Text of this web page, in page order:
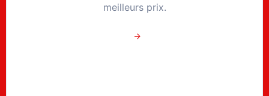
meilleurs prix.